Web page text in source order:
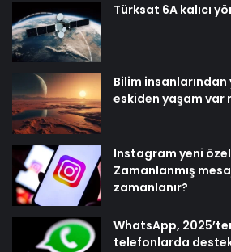
Türksat 6A kalıcı
Bilim
eskiden yaşam var
Instagram yeni
Zamanlanmış
zamanlanır?
WhatsApp,
telefonlarda